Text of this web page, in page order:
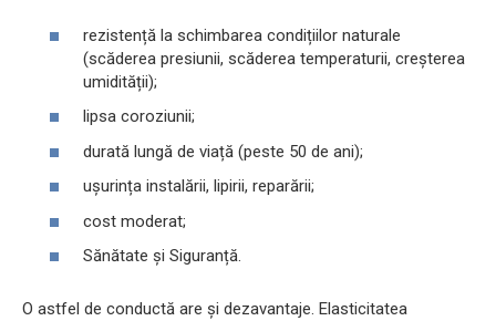
rezistență la schimbarea condițiilor naturale
(scăderea presiunii, scăderea temperaturii, creșterea
umidității);
lipsa coroziunii;
durată lungă de viață (peste 50 de ani);
ușurința instalării, lipirii, reparării;
cost moderat;
Sănătate și Siguranță.
O astfel de conductă are și dezavantaje. Elasticitatea